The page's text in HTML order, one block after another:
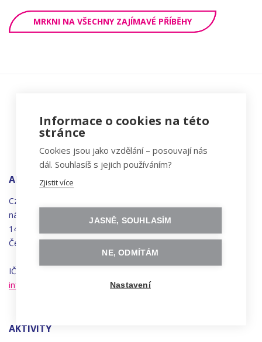
MRKNI NA VŠECHNY ZAJÍMAVÉ PŘÍBĚHY
ADRESA
Czechitas, z.ú.
náměstí
Synků 1748/17
140 00 Praha 4 - Nusle
Česká republika
IČO 22834958 | DIČ CZ22834958
info@czechitas.cz
AKTIVITY
Informace o cookies na této
stránce
Cookies jsou jako vzdělání – posouvají nás
dál. Souhlasíš s jejich používáním?
Zjistit více
JASNĚ, SOUHLASÍM
NE, ODMÍTÁM
Nastavení